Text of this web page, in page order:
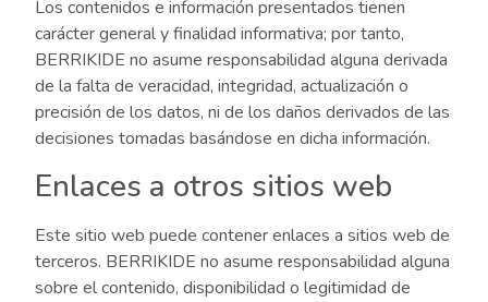
Los contenidos e información presentados tienen
carácter general y finalidad informativa; por tanto,
BERRIKIDE no asume responsabilidad alguna derivada
de la falta de veracidad, integridad, actualización o
precisión de los datos, ni de los daños derivados de las
decisiones tomadas basándose en dicha información.
Enlaces a otros sitios web
Este sitio web puede contener enlaces a sitios web de
terceros. BERRIKIDE no asume responsabilidad alguna
sobre el contenido, disponibilidad o legitimidad de